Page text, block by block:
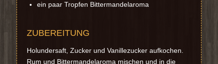
ein paar Tropfen Bittermandelaroma
ZUBEREITUNG
Holundersaft, Zucker und Vanillezucker aufkochen.
Rum und Bittermandelaroma mischen und in die